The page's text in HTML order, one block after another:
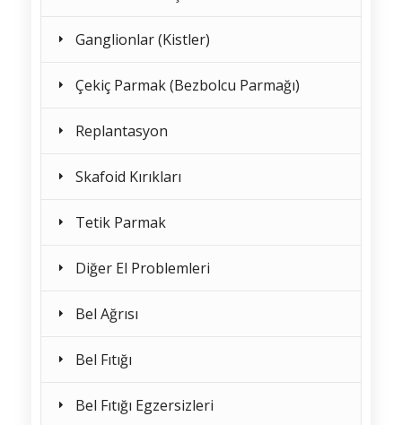
Ganglionlar (Kistler)
Çekiç Parmak (Bezbolcu Parmağı)
Replantasyon
Skafoid Kırıkları
Tetik Parmak
Diğer El Problemleri
Bel Ağrısı
Bel Fıtığı
Bel Fıtığı Egzersizleri